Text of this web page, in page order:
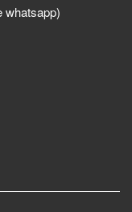
whatsapp)